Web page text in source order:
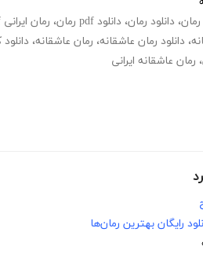
رمان، دانلود رمان، دانلود pdf رمان ، رمان ایرانی pdf
، دانلود رمان عاشقانه، رمان عاشقانه،
، رمان عاشقانه ایرانی
رایگان بهترین رمان‌ها